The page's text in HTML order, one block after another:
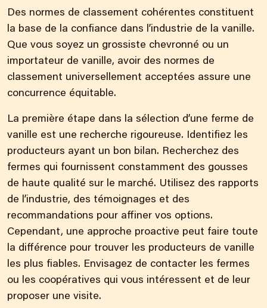
Des normes de classement cohérentes constituent
la base de la confiance dans l’industrie de la vanille.
Que vous soyez un grossiste chevronné ou un
importateur de vanille, avoir des normes de
classement universellement acceptées assure une
concurrence équitable.
La première étape dans la sélection d’une ferme de
vanille est une recherche rigoureuse. Identifiez les
producteurs ayant un bon bilan. Recherchez des
fermes qui fournissent constamment des gousses
de haute qualité sur le marché. Utilisez des rapports
de l’industrie, des témoignages et des
recommandations pour affiner vos options.
Cependant, une approche proactive peut faire toute
la différence pour trouver les producteurs de vanille
les plus fiables. Envisagez de contacter les fermes
ou les coopératives qui vous intéressent et de leur
proposer une visite.